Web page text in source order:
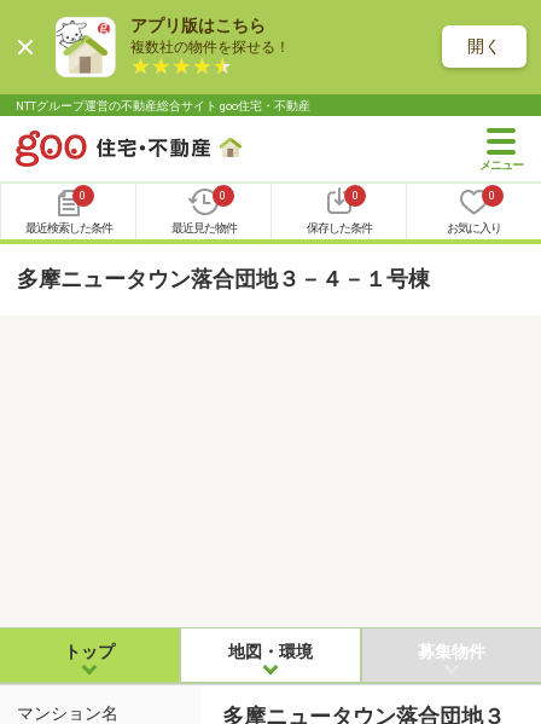
アプリ版はこちら
複数社の物件を探せる！ 開く
NTTグループ運営の不動産総合サイト goo住宅・不動産
0
最近検索した条件
0
最近見た物件
0
保存した条件
0
お気に入り
多摩ニュータウン落合団地３－４－１号棟
トップ 地図・環境 募集物件
マンション名
多摩ニュータウン落合団地３